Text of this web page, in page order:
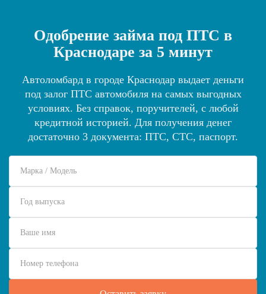
Одобрение займа под ПТС в
Краснодаре за 5 минут
Автоломбард в городе Краснодар выдает деньги
под залог ПТС автомобиля на самых выгодных
условиях. Без справок, поручителей, с любой
кредитной историей. Для получения денег
достаточно 3 документа: ПТС, СТС, паспорт.